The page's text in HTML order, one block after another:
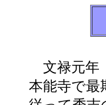
文禄元年
本能寺で最